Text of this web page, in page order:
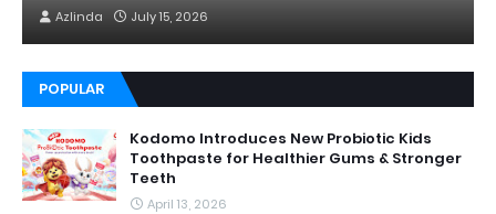
Azlinda July 15, 2026
POPULAR
Kodomo Introduces New Probiotic Kids
Toothpaste for Healthier Gums & Stronger
Teeth
April 13, 2026